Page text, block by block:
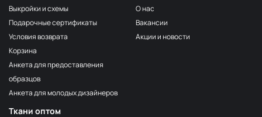
Выкройки и схемы
Подарочные сертификаты
Условия возврата
Корзина
Анкета для предоставления
образцов
Анкета для молодых дизайнеров
Ткани оптом
О нас
Вакансии
Акции и новости